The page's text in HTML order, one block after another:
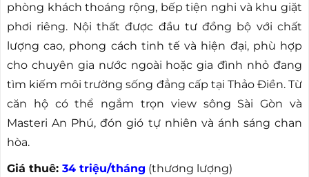
phòng khách thoáng rộng, bếp tiện nghi và khu giặt
phơi riêng. Nội thất được đầu tư đồng bộ với chất
lượng cao, phong cách tinh tế và hiện đại, phù hợp
cho chuyên gia nước ngoài hoặc gia đình nhỏ đang
tìm kiếm môi trường sống đẳng cấp tại Thảo Điền. Từ
căn hộ có thể ngắm trọn view sông Sài Gòn và
Masteri An Phú, đón gió tự nhiên và ánh sáng chan
hòa.
Giá thuê: 34 triệu/tháng (thương lượng)